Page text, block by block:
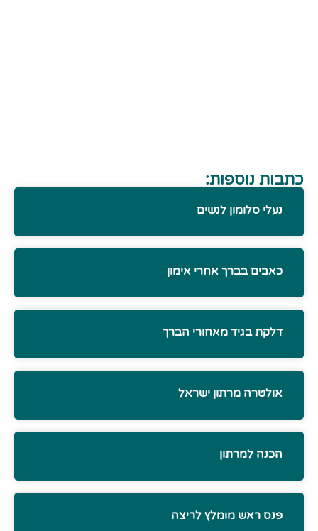
כתבות נוספות:
נעלי סלומון לנשים
כאבים בברך אחרי אימון
דלקת בגיד מאחורי הברך
אולטרה מרתון ישראל
הכנה למרתון
פנס ראש מומלץ לריצה